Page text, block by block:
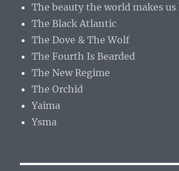
The beauty the world makes
The Black Atlantic
The Dove & The Wolf
The Fourth Is Bearded
The New Regime
The Orchid
Yaima
Ysma